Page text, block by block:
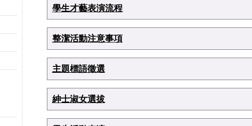
學生才藝表演流程
整潔活動注意事項
主題標語徵選
紳士淑女選拔